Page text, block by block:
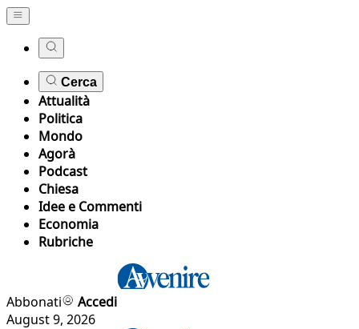
Cerca
Attualità
Politica
Mondo
Agorà
Podcast
Chiesa
Idee e Commenti
Economia
Rubriche
Abbonati
Accedi
August 9, 2026